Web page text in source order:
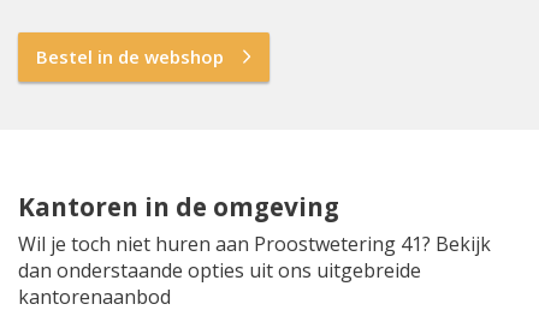
Bestel in de webshop
Kantoren in de omgeving
Wil je toch niet huren aan Proostwetering 41? Bekijk
dan onderstaande opties uit ons uitgebreide
kantorenaanbod